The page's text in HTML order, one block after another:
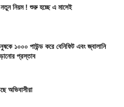
নতুন নিয়ম ! শুরু হচ্ছে এ মাসেই
১০০০ পাউন্ড করে বেনিফিট এবং জ্বালানি
প্রস্তাব
অভিবাসীরা